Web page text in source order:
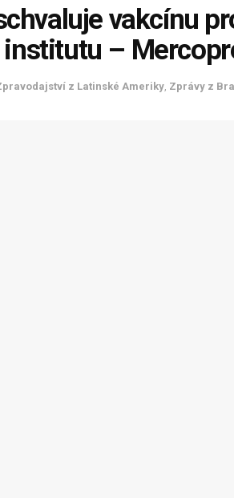
vakcínu
–
z Latinské Ameriky, Zprávy z